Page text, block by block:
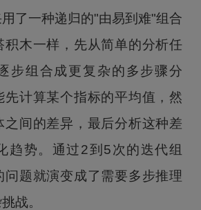
了一种递归的"由易到难"组合
积木一样，先从简单的分析任
步组合成更复杂的多步骤分
先计算某个指标的平均值，然
之间的差异，最后分析这种差
趋势。通过2到5次的迭代组
问题就演变成了需要多步推理
战。